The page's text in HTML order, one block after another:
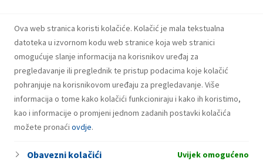
Ova web stranica koristi kolačiće. Kolačić je mala tekstualna
datoteka u izvornom kodu web stranice koja web stranici
omogućuje slanje informacija na korisnikov uređaj za
pregledavanje ili preglednik te pristup podacima koje kolačić
pohranjuje na korisnikovom uređaju za pregledavanje. Više
informacija o tome kako kolačići funkcioniraju i kako ih koristimo,
kao i informacije o promjeni jednom zadanih postavki kolačića
možete pronaći ovdje.
Obavezni kolačići Uvijek omogućeno
u iznosu od 500 milijuna eura